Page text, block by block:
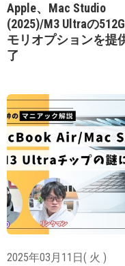
Apple、Mac Studio
(2025)/M3 Ultraの
モリオプションを提
了
2025年03月11日( 火 )